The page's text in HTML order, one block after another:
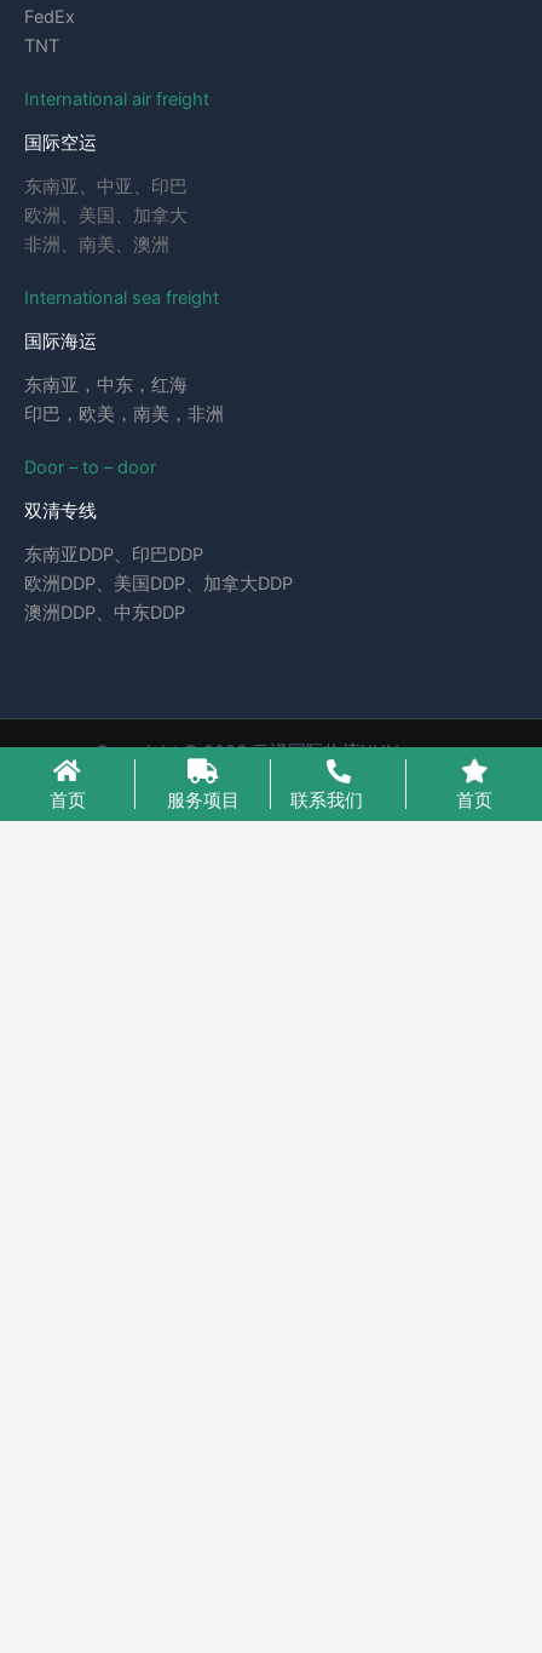
FedEx
TNT
International air freight
国际空运
东南亚、中亚、印巴
欧洲、美国、加拿大
非洲、南美、澳洲
International sea freight
国际海运
东南亚，中东，红海
印巴，欧美，南美，非洲
Door – to – door
双清专线
东南亚DDP、印巴DDP
欧洲DDP、美国DDP、加拿大DDP
澳洲DDP、中东DDP
Copyright © 2026 云泽国际物流YUNcargo
粤ICP备2023046221号-1
首页 服务项目 联系我们 首页